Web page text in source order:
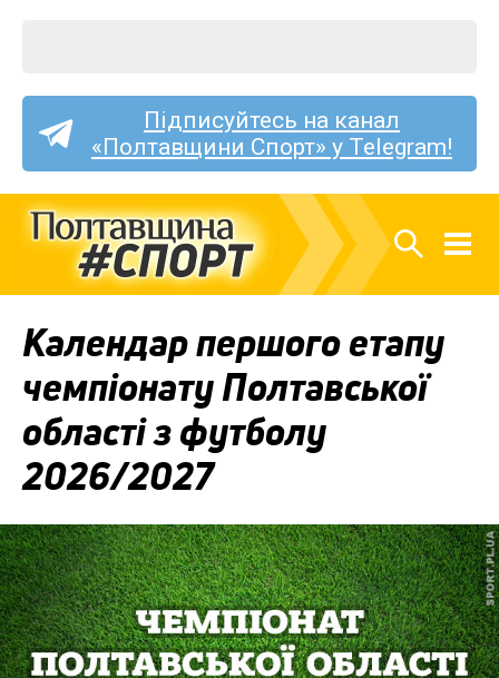
Підписуйтесь на канал
«Полтавщини Спорт» у Telegram!
Календар першого етапу
чемпіонату Полтавської
області з футболу
2026/2027